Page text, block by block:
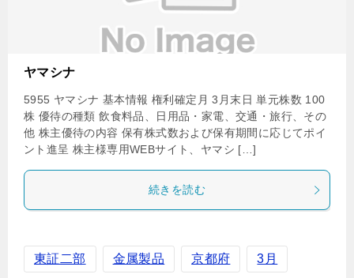
ヤマシナ
5955 ヤマシナ 基本情報 権利確定月 3月末日 単元株数 100
株 優待の種類 飲食料品、日用品・家電、交通・旅行、その
他 株主優待の内容 保有株式数および保有期間に応じてポイ
ント進呈 株主様専用WEBサイト、ヤマシ […]
続きを読む
東証二部 金属製品 京都府 3月